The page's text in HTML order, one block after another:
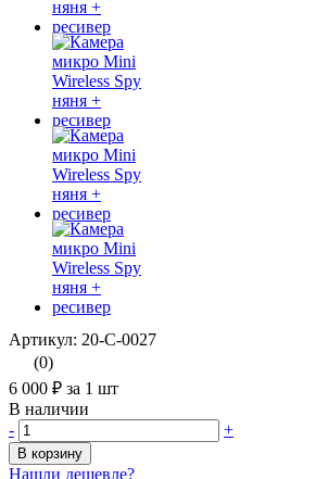
Артикул: 20-С-0027
(0)
6 000 ₽ за 1 шт
В наличии
-
+
В корзину
Нашли дешевле?